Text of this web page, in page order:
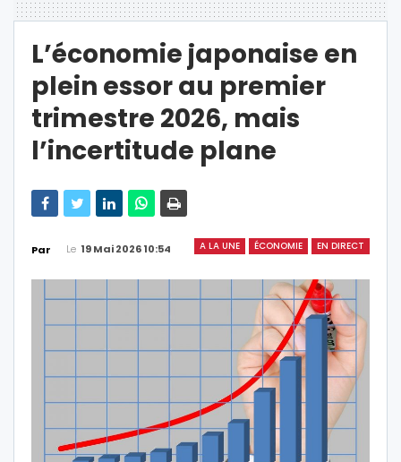
L’économie japonaise en
plein essor au premier
trimestre 2026, mais
l’incertitude plane
A LA UNE ÉCONOMIE EN DIRECT
Par Le 19 Mai 2026 10:54